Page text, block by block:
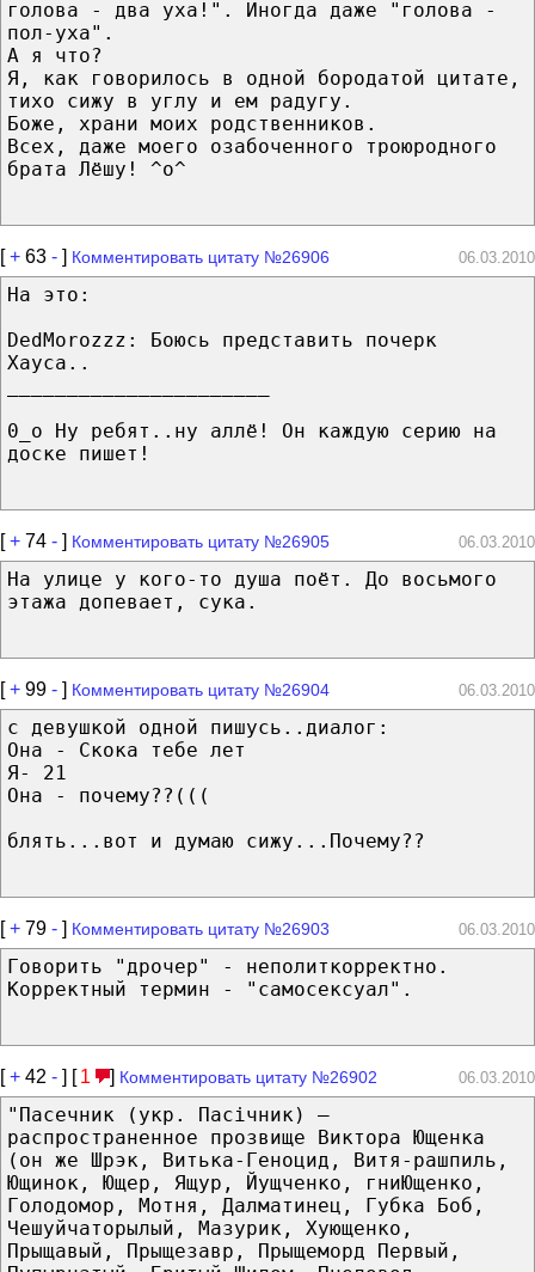
голова - два уха!". Иногда даже "голова -
пол-уха".
А я что?
Я, как говорилось в одной бородатой цитате,
тихо сижу в углу и ем радугу.
Боже, храни моих родственников.
Всех, даже моего озабоченного троюродного
брата Лёшу! ^о^
[+ 63 - ] Комментировать цитату №26906 06.03.2010
На это:
DedMorozzz: Боюсь представить почерк
Хауса..
0_о Ну ребят..ну аллё! Он каждую серию на
доске пишет!
[+ 74 - ] Комментировать цитату №26905 06.03.2010
На улице у кого-то душа поёт. До восьмого
этажа допевает, сука.
[+ 99 - ] Комментировать цитату №26904 06.03.2010
с девушкой одной пишусь..диалог:
Она - Скока тебе лет
Я- 21
Она - почему??(((
блять...вот и думаю сижу...Почему??
[+ 79 - ] Комментировать цитату №26903 06.03.2010
Говорить "дрочер" - неполиткорректно.
Корректный термин - "самосексуал".
[+ 42 - ] [ 1 ] Комментировать цитату №26902 06.03.2010
"Пасечник (укр. Пасічник) —
распространенное прозвище Виктора Ющенка
(он же Шрэк, Витька-Геноцид, Витя-рашпиль,
Ющинок, Ющер, Ящур, Йущченко, гниЮщенко,
Голодомор, Мотня, Далматинец, Губка Боб,
Чешуйчаторылый, Мазурик, Хующенко,
Прыщавый, Прыщезавр, Прыщеморд Первый,